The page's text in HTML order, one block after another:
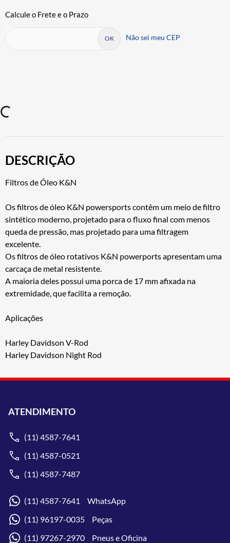
Não sei meu CEP
DESCRIÇÃO
Filtros de Óleo K&N
Os filtros de óleo K&N powersports contêm um meio de filtro
sintético moderno, projetado para o fluxo final com menos
queda de pressão, mas projetado para uma filtragem
excelente.
Os filtros de óleo rotativos K&N powerports apresentam uma
carcaça de metal resistente.
A maioria deles possui uma porca de 17 mm afixada na
extremidade, que facilita a remoção.
Aplicações
Harley Davidson V-Rod
Harley Davidson Night Rod
ATENDIMENTO
(11) 4587-7641
(11) 4587-0521
(11) 4587-7487
(11) 4587-7641 WhatsApp
(11) 96197-0035 Peças
(11) 97267-2970 Pneus e Oficina